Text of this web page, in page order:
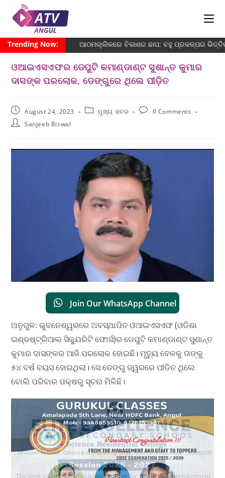
Trending Now: ଆଠମଲ୍ଲିକରେ ବିକାଶର ଛାପ: ବହୁ ପ୍ରକଳ୍ପର
ଓଆଇଏସଏଫର ଡେପୁଟି କମାଣ୍ଡାଣ୍ଟ ସୁଶାନ୍ତ କୁମାର
ଦାସଙ୍କ ପରଲୋକ, ଡେଙ୍ଗୁରେ ଥିଲେ ପୀଡ଼ିତ
August 24, 2023 ମୁଖ୍ୟ ଖବର
0 Comments
Sanjeeb Biswal
Join Our WhatsApp Channel
ଅନୁଗୁଳ: ଭୁବନେଶ୍ୱରରେ ଅବସ୍ଥାପିତ ଓଆଇଏସଏଫ (ଓଡିଶା
ଇଣ୍ଡଷ୍ଟ୍ରିଆଲ ସିକ୍ଯୁରିଟି ଫୋର୍ସ)ର ଡେପୁଟି କମାଣ୍ଡାଣ୍ଟ ସୁଶାନ୍ତ
କୁମାର ଦାସଙ୍କର ଆଜି ପରଲୋକ ହୋଇଛି। ମୃତ୍ୟୁ ବେଳକୁ ତାଙ୍କୁ
୫୪ ବର୍ଷ ବୟସ ହୋଇଥିଲା। ସେ ଡେଙ୍ଗୁ ଜ୍ୱରରେ ପୀଡିତ ଥିଲେ
ବୋଲି ପରିବାର ପକ୍ଷରୁ ସୂଚନା ମିଳିଛି।